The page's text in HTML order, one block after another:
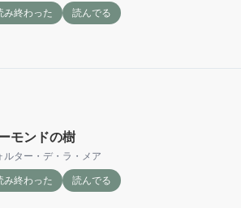
み終わった
読んでる
モンドの樹
ルター・デ・ラ・メア
み終わった
読んでる